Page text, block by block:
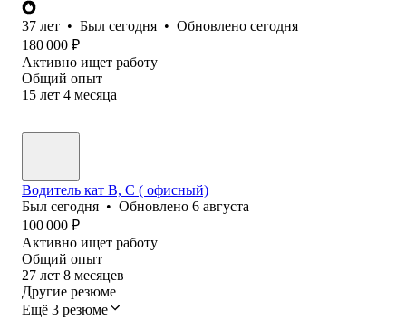
37 лет • Был сегодня • Обновлено сегодня
180 000 ₽
Активно ищет работу
Общий опыт
15 лет 4 месяца
Водитель кат В, С ( офисный)
Был сегодня • Обновлено 6 августа
100 000 ₽
Активно ищет работу
Общий опыт
27 лет 8 месяцев
Другие резюме
Ещё 3 резюме